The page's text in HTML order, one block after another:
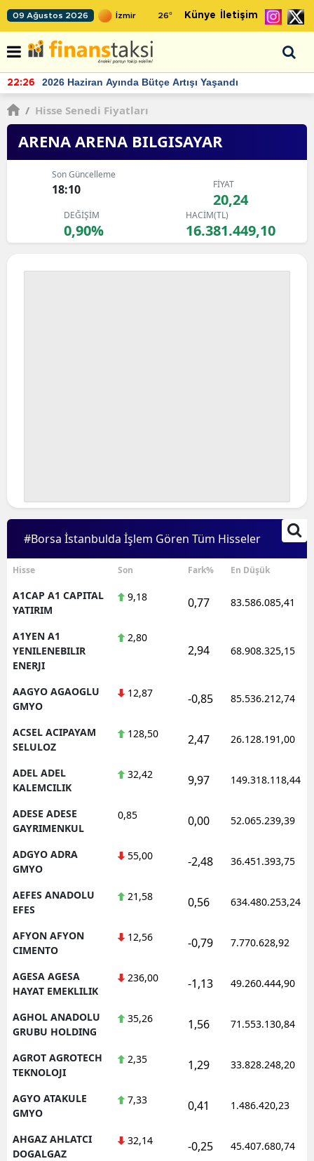
09 Ağustos 2026 26° Künye İletişim
22:24 TCMB'nin rezervlerinde artan momentum devam ediyor
/ Hisse Senedi Fiyatları
ARENA ARENA BILGISAYAR
Son Güncelleme
18:10 FİYAT
20,24
DEĞİŞİM
0,90%
HACİM(TL)
16.381.449,10
#Borsa İstanbulda İşlem Gören Tüm Hisseler
Hisse Son Fark% En Düşük
A1CAP A1 CAPITAL
YATIRIM
9,18 0,77 83.586.085,41
A1YEN A1
YENILENEBILIR
ENERJI
2,80
2,94 68.908.325,15
AAGYO AGAOGLU
GMYO
12,87 -0,85 85.536.212,74
ACSEL ACIPAYAM
SELULOZ
128,50 2,47 26.128.191,00
ADEL ADEL
KALEMCILIK
32,42 9,97 149.318.118,44
ADESE ADESE
GAYRIMENKUL
0,85 0,00 52.065.239,39
ADGYO ADRA
GMYO
55,00 -2,48 36.451.393,75
AEFES ANADOLU
EFES
21,58 0,56 634.480.253,24
AFYON AFYON
CIMENTO
12,56 -0,79 7.770.628,92
AGESA AGESA
HAYAT EMEKLILIK
236,00 -1,13 49.260.444,90
AGHOL ANADOLU
GRUBU HOLDING
35,26 1,56 71.553.130,84
AGROT AGROTECH
TEKNOLOJI
2,35 1,29 33.828.248,20
AGYO ATAKULE
GMYO
7,33 0,41 1.486.420,23
AHGAZ AHLATCI
DOGALGAZ
32,14 -0,25 45.407.680,74